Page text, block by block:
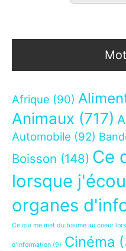
Afrique (90)
Animaux (717)
Automobile (92)
Boisson (148) Ce
lorsque
organes
Ce qui me met du baume au coeur
d’information (9) Cinéma